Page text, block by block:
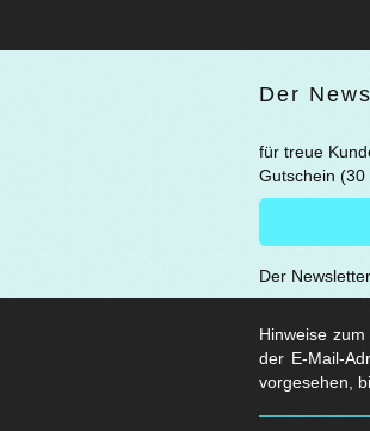
Der
für treue
Gutschein (30
Der
Hinweise
der E-Mail-
vorgesehen,